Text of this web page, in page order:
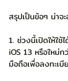
สรุปเป็นข้อๆ น่าจะ
1. ช่วงนี้เปิดให้ใช้
iOS 13 หรือใหม่ก
มือถือเพื่อลงทะเบี